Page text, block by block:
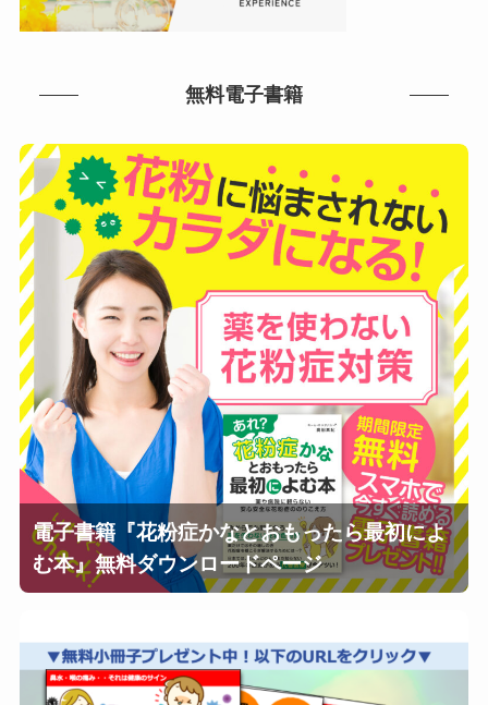
無料電子書籍
電子書籍『花粉症かなとおもったら最初によ
む本』無料ダウンロードページ